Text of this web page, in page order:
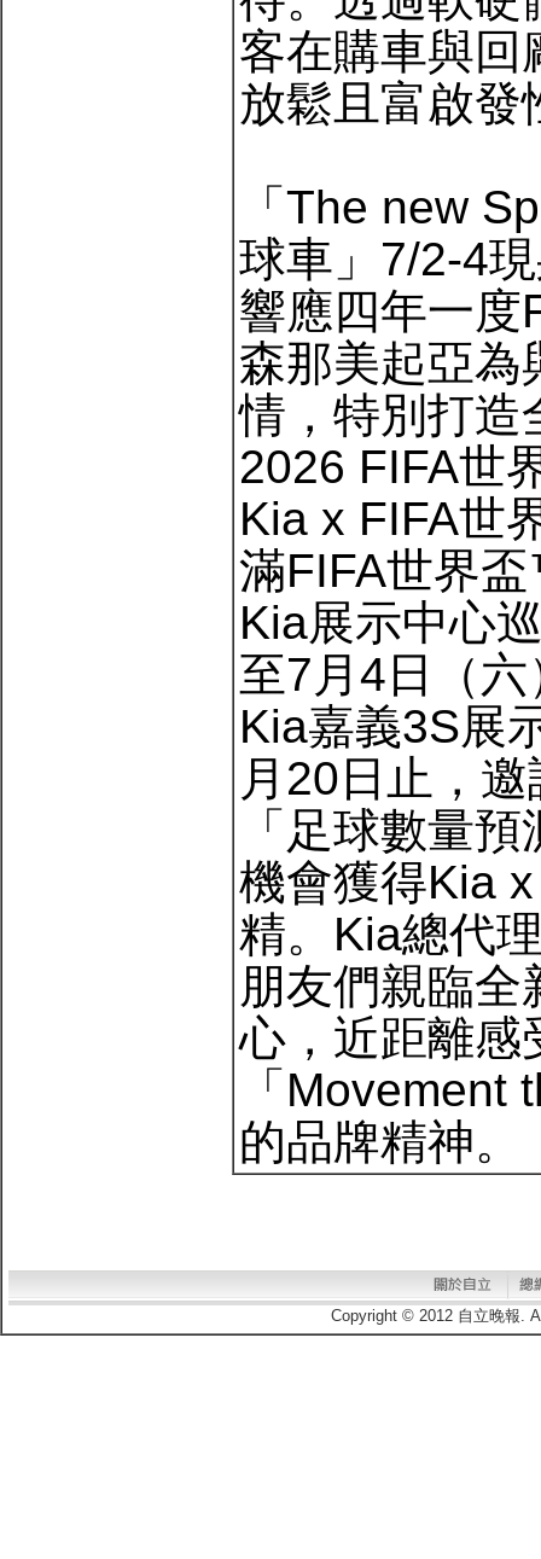
客在購車與回
放鬆且富啟發
「The new
球車」7/2-4
響應四年一
森那美起亞為
情，特別打造
2026 FIFA世
Kia x FIFA世
滿FIFA世界
Kia展示中心
至7月4日（
Kia嘉義3S展
月20日止，
「足球數量
機會獲得Kia
精。Kia總代
朋友們親臨
心，近距離感
「
的品牌精神。
Copyright © 2012 自立晚報.